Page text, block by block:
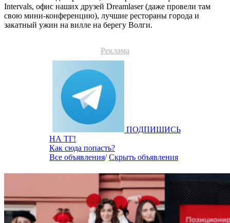
Intervals, офис наших друзей Dreamlaser (даже провели там
свою мини-конференцию), лучшие рестораны города и
закатный ужин на вилле на берегу Волги.
Реклама
ПОДПИШИСЬ
НА ТГ!
Как сюда попасть?
Все объявления/Скрыть объявления